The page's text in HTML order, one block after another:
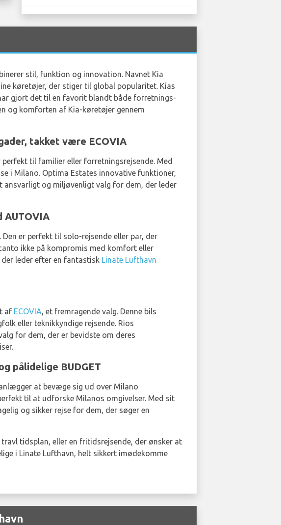
stil, funktion og innovation. Navnet Kia
køretøjer, der stiger til global popularitet. Kias
gjort det til en favorit blandt både forretnings-
og komforten af Kia-køretøjer gennem
takket være ECOVIA
til familier eller forretningsrejsende. Med
i Milano. Optima Estates innovative funktioner,
og miljøvenligt valg for dem, der leder
AUTOVIA
er perfekt til solo-rejsende eller par, der
ikke på kompromis med komfort eller
leder efter en fantastisk Linate Lufthavn
af ECOVIA, et fremragende valg. Denne bils
eller teknikkyndige rejsende. Rios
for dem, der er bevidste om deres
pålidelige BUDGET
at bevæge sig ud over Milano
til at udforske Milanos omgivelser. Med sit
og sikker rejse for dem, der søger en
tidsplan, eller en fritidsrejsende, der ønsker at
i Linate Lufthavn, helt sikkert imødekomme